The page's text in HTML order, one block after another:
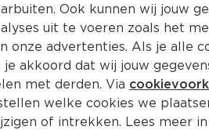
romige
Mediterraans
Ook kunnen wij jouw
uit te voeren zoals het
onze advertenties. Als je alle
je akkoord dat wij jouw
met derden. Via
welke cookies we
of intrekken. Lees meer in